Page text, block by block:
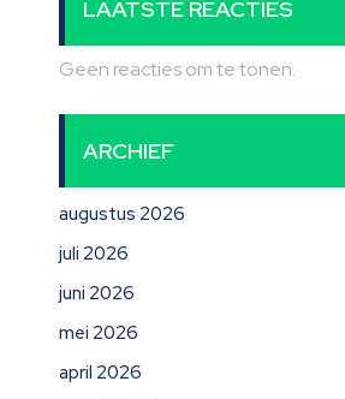
LAATSTE REACTIES
Geen reacties om te tonen.
ARCHIEF
augustus 2026
juli 2026
juni 2026
mei 2026
april 2026